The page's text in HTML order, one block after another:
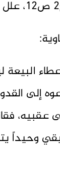
إلى
عقبيه،
وحيداً